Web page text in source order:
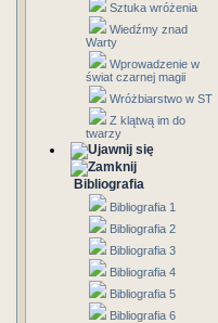
Sztuka wróżenia
Wiedźmy znad
Warty
Wprowadzenie w
świat czarnej magii
Wróżbiarstwo w ST
Z klątwą im do
twarzy
Bibliografia
Bibliografia 1
Bibliografia 2
Bibliografia 3
Bibliografia 4
Bibliografia 5
Bibliografia 6